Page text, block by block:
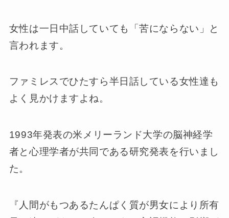
女性は一日中話していても「苦にならない」と
言われます。
ファミレスでひたすら半日話している女性達も
よく見かけますよね。
1993年発表の米メリーランド大学の脳神経学
者と心理学者が共同である研究発表を行いまし
た。
『人間がもつあるたんぱく質が男女により所有